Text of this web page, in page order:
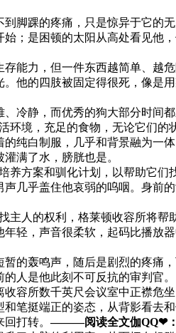
到脚踝的疼痛，只是惊异于它
；是困顿的太阳从高处看见他，
能力，但一件东西越简单、越
。他的四肢被固定得很死，像
冷静，而优秀的狗大部分时间
环境，充足的食物，无论它们
纯白制服，几乎和背景融为一
满了水，膀胱也是。
养方案和驯化计划，以帮助它
几乎盖住他哀弱的呜咽。身前
主人的权利，格莱顿收容所将
轻，声音很柔软，起码比播放
的轰鸣声，随后是剧烈的疼痛
人是他此刻不可反抗的审判官。
容所数千英尺会议室中正襟危
笔挺端正的姿态，从背影看去
回打转。———阅读全文伽QQ❤：